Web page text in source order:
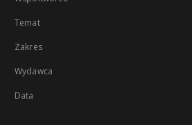
Temat
Zakres
Wydawca
Data